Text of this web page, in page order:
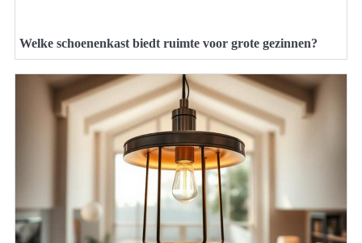
Welke schoenenkast biedt ruimte voor grote gezinnen?